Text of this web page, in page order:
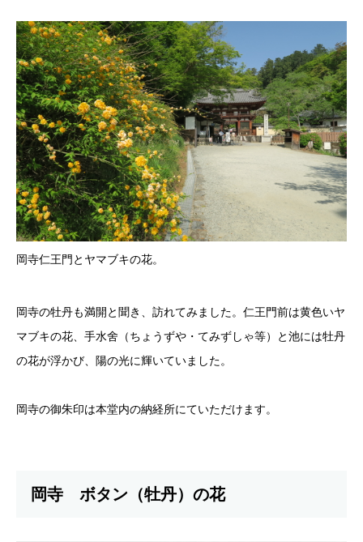
岡寺仁王門とヤマブキの花。
岡寺の牡丹も満開と聞き、訪れてみました。仁王門前は黄色いヤ
マブキの花、手水舍（ちょうずや・てみずしゃ等）と池には牡丹
の花が浮かび、陽の光に輝いていました。
岡寺の御朱印は本堂内の納経所にていただけます。
岡寺 ボタン（牡丹）の花